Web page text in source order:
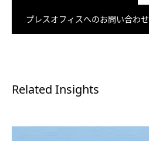
プレスオフィスへのお問い合わせ
Related Insights